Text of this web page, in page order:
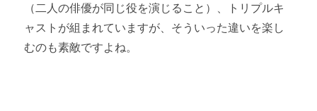
（二人の俳優が同じ役を演じること）、トリプルキ
ャストが組まれていますが、そういった違いを楽し
むのも素敵ですよね。